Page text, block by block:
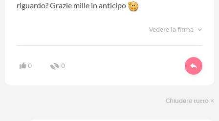
riguardo? Grazie mille in anticipo
Vedere la firma
0 0
Chiudere tutto